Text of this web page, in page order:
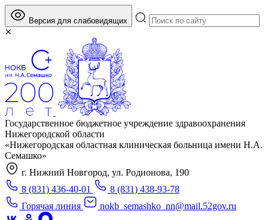
Версия для слабовидящих
Государственное бюджетное учреждение здравоохранения
Нижегородской области
«Нижегородская областная клиническая больница имени Н.А.
Семашко»
г. Нижний Новгород, ул. Родионова, 190
8 (831) 436-40-01
8 (831) 438-93-78
Горячая линия
nokb_semashko_nn@mail.52gov.ru